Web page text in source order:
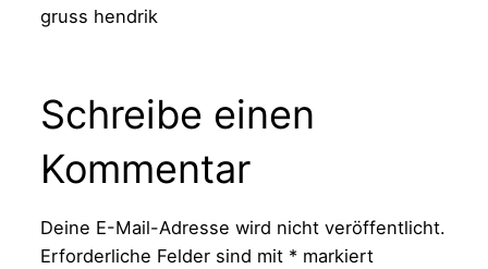
gruss hendrik
Schreibe einen
Kommentar
Deine E-Mail-Adresse wird nicht veröffentlicht.
Erforderliche Felder sind mit *markiert